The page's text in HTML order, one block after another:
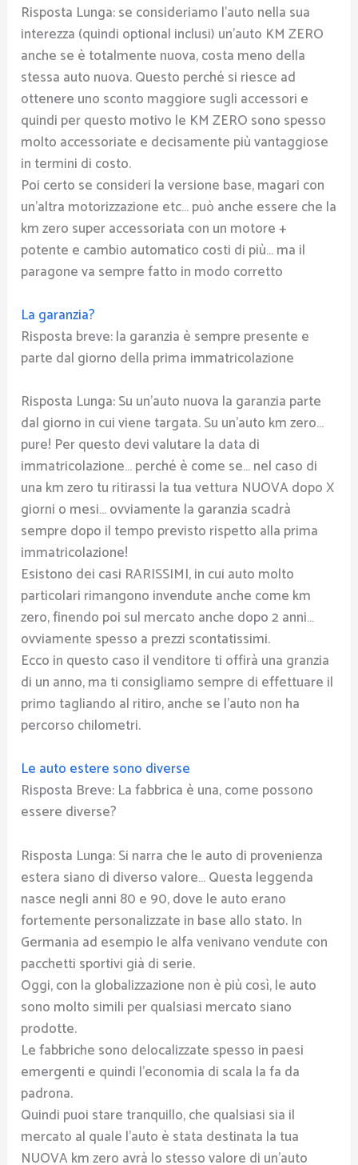
Risposta Lunga: se consideriamo l’auto nella sua
interezza (quindi optional inclusi) un’auto KM ZERO
anche se è totalmente nuova, costa meno della
stessa auto nuova. Questo perché si riesce ad
ottenere uno sconto maggiore sugli accessori e
quindi per questo motivo le KM ZERO sono spesso
molto accessoriate e decisamente più vantaggiose
in termini di costo.
Poi certo se consideri la versione base, magari con
un’altra motorizzazione etc… può anche essere che la
km zero super accessoriata con un motore +
potente e cambio automatico costi di più… ma il
paragone va sempre fatto in modo corretto
La garanzia?
Risposta breve: la garanzia è sempre presente e
parte dal giorno della prima immatricolazione
Risposta Lunga: Su un’auto nuova la garanzia parte
dal giorno in cui viene targata. Su un’auto km zero…
pure! Per questo devi valutare la data di
immatricolazione… perché è come se… nel caso di
una km zero tu ritirassi la tua vettura NUOVA dopo X
giorni o mesi… ovviamente la garanzia scadrà
sempre dopo il tempo previsto rispetto alla prima
immatricolazione!
Esistono dei casi RARISSIMI, in cui auto molto
particolari rimangono invendute anche come km
zero, finendo poi sul mercato anche dopo 2 anni…
ovviamente spesso a prezzi scontatissimi.
Ecco in questo caso il venditore ti offirà una granzia
di un anno, ma ti consigliamo sempre di effettuare il
primo tagliando al ritiro, anche se l’auto non ha
percorso chilometri.
Le auto estere sono diverse
Risposta Breve: La fabbrica è una, come possono
essere diverse?
Risposta Lunga: Si narra che le auto di provenienza
estera siano di diverso valore… Questa leggenda
nasce negli anni 80 e 90, dove le auto erano
fortemente personalizzate in base allo stato. In
Germania ad esempio le alfa venivano vendute con
pacchetti sportivi già di serie.
Oggi, con la globalizzazione non è più così, le auto
sono molto simili per qualsiasi mercato siano
prodotte.
Le fabbriche sono delocalizzate spesso in paesi
emergenti e quindi l’economia di scala la fa da
padrona.
Quindi puoi stare tranquillo, che qualsiasi sia il
mercato al quale l’auto è stata destinata la tua
NUOVA km zero avrà lo stesso valore di un’auto